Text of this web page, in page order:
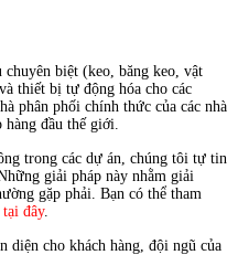
chuyên biệt (keo, băng keo, vật
thiết bị tự động hóa cho các
phân phối chính thức của các nhà
đầu thế giới.
trong các dự án, chúng tôi tự tin
giải pháp này nhằm giải
gặp phải. Bạn có thể tham
đây.
diện cho khách hàng, đội ngũ của